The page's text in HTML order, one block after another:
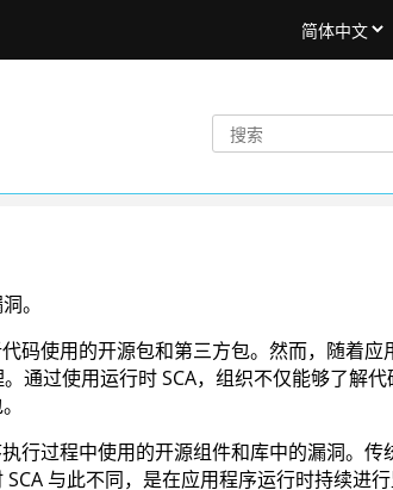
。
码使用的开源包和第三方包。然而，随着
通过使用运行时 SCA，组织不仅能够了解
行过程中使用的开源组件和库中的漏洞。传
与此不同，是在应用程序运行时持续进